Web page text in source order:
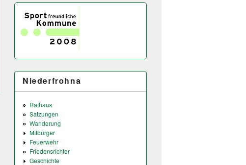
Niederfrohna
Rathaus
Satzungen
Wanderung
Mitbürger
Feuerwehr
Friedensrichter
Geschichte